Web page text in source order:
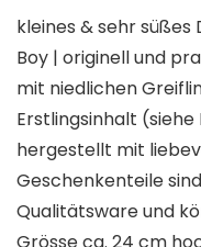
kleines & sehr
Boy | originell und
mit niedlichen
Erstlingsinhalt
hergestellt mit
Geschenkenteile
Qualitätsware und